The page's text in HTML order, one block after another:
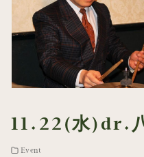
11.22(水)dr.
Event